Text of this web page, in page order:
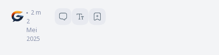
Redaksi Garda Jatim
2menit baca
2
Mei
2025